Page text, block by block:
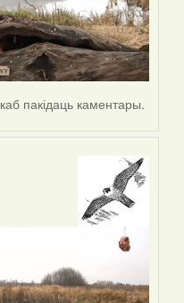
каб пакідаць каментары.